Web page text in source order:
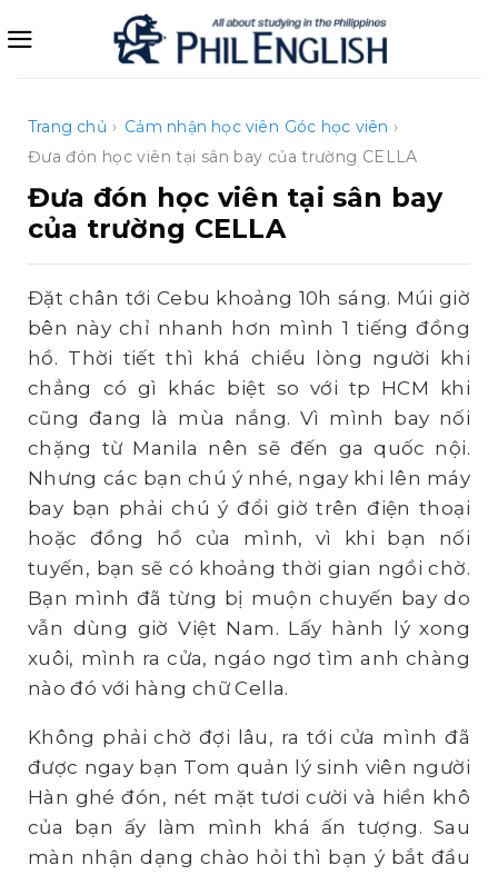
qua
Trang chủ › Cảm nhận học viên Góc học viên ›
Đưa đón học viên tại sân bay của trường CELLA
Đưa đón học viên tại sân bay
của trường CELLA
Đặt chân tới Cebu khoảng 10h sáng. Múi giờ
bên này chỉ nhanh hơn mình 1 tiếng đồng
hồ. Thời tiết thì khá chiều lòng người khi
chẳng có gì khác biệt so với tp HCM khi
cũng đang là mùa nắng. Vì mình bay nối
chặng từ Manila nên sẽ đến ga quốc nội.
Nhưng các bạn chú ý nhé, ngay khi lên máy
bay bạn phải chú ý đổi giờ trên điện thoại
hoặc đồng hồ của mình, vì khi bạn nối
tuyến, bạn sẽ có khoảng thời gian ngồi chờ.
Bạn mình đã từng bị muộn chuyến bay do
vẫn dùng giờ Việt Nam. Lấy hành lý xong
xuôi, mình ra cửa, ngáo ngơ tìm anh chàng
nào đó với hàng chữ Cella.
Không phải chờ đợi lâu, ra tới cửa mình đã
được ngay bạn Tom quản lý sinh viên người
Hàn ghé đón, nét mặt tươi cười và hiền khô
của bạn ấy làm mình khá ấn tượng. Sau
màn nhận dạng chào hỏi thì bạn ý bắt đầu